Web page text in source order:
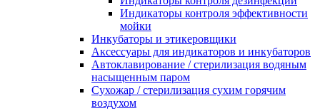
Индикаторы контроля эффективности
мойки
Инкубаторы и этикеровщики
Аксессуары для индикаторов и инкубаторов
Автоклавирование / стерилизация водяным
насыщенным паром
Сухожар / стерилизация сухим горячим
воздухом